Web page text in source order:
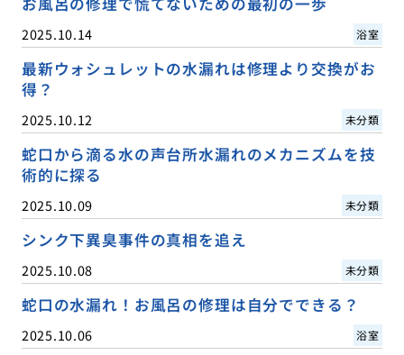
2025.10.14 浴室
最新ウォシュレットの水漏れは修理より交換がお
得？
2025.10.12 未分類
蛇口から滴る水の声台所水漏れのメカニズムを技
術的に探る
2025.10.09 未分類
シンク下異臭事件の真相を追え
2025.10.08 未分類
蛇口の水漏れ！お風呂の修理は自分でできる？
2025.10.06 浴室